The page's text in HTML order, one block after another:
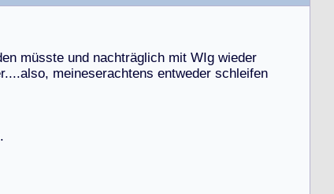
en müsste und nachträglich mit WIg wieder
r....also, meineserachtens entweder schleifen
.